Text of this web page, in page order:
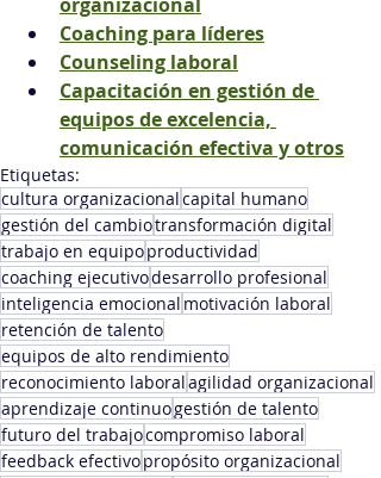
Coaching para líderes
Counseling laboral
Capacitación en gestión de
equipos de excelencia,
comunicación efectiva y otros
Etiquetas:
cultura organizacionalcapital humano
gestión del cambiotransformación digital
trabajo en equipoproductividad
coaching ejecutivodesarrollo profesional
inteligencia emocional motivación laboral
retención de talento
equipos de alto rendimiento
reconocimiento laboralagilidad organizacional
aprendizaje continuogestión de talento
futuro del trabajocompromiso laboral
feedback efectivopropósito organizacional